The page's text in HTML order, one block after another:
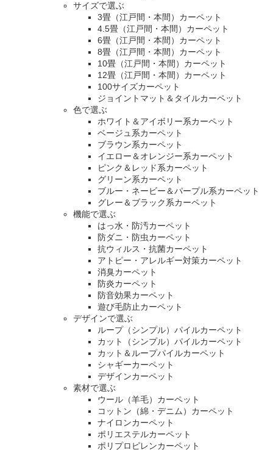
サイズで選ぶ
3畳（江戸間・本間）カーペット
4.5畳（江戸間・本間）カーペット
6畳（江戸間・本間）カーペット
8畳（江戸間・本間）カーペット
10畳（江戸間・本間）カーペット
12畳（江戸間・本間）カーペット
100サイズカーペット
ジョイントマット＆タイルカーペット
色で選ぶ
ホワイト＆アイボリー系カーペット
ベージュ系カーペット
ブラウン系カーペット
イエロー＆オレンジー系カーペット
ピンク＆レッド系カーペット
グリーン系カーペット
ブルー・ネービー＆パープル系カーペット
グレー＆ブラック系カーペット
機能で選ぶ
はっ水・防汚カーペット
防ダニ・防虫カーペット
抗ウィルス・抗菌カーペット
アトピー・アレルギー対策カーペット
消臭カーペット
防炎カーペット
防音効果カーペット
遊び毛防止カーペット
デザインで選ぶ
ループ（シンプル）パイルカーペット
カット（シンプル）パイルカーペット
カット＆ループパイルカーペット
シャギーカーペット
デザインカーペット
素材で選ぶ
ウール（羊毛）カーペット
コットン（綿・デニム）カーペット
ナイロンカーペット
ポリエステルカーペット
ポリプロピレンカーペット